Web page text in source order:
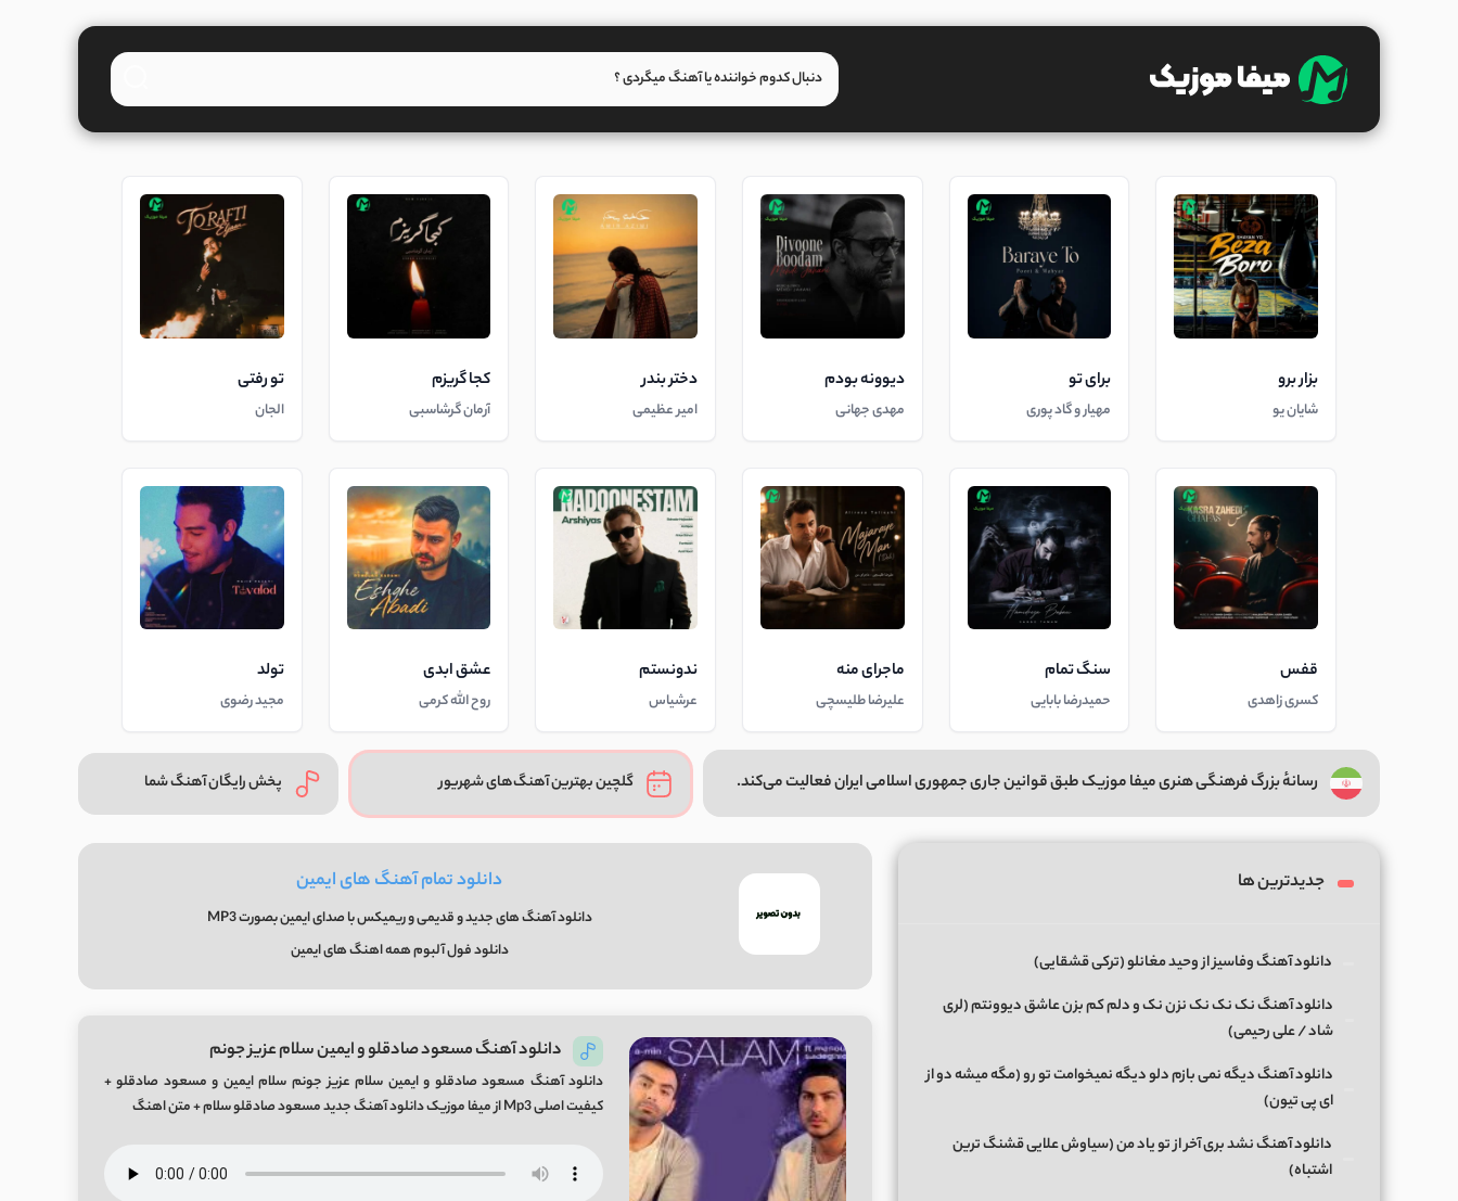
بزار برو
شایان یو
برای تو
مهیار و گاد پوری
دیوونه بودم
مهدی جهانی
دختر بندر
امیر عظیمی
کجا گریزم
آرمان گرشاسبی
تو رفتی
الجان
قفس
کسری زاهدی
سنگ تمام
حمیدرضا بابایی
ماجرای منه
علیرضا طلیسچی
ندونستم
عرشیاس
عشق ابدی
روح الله کرمی
تولد
مجید رضوی
رسانهٔ بزرگ فرهنگی هنری میفا موزیک طبق قوانین جاری جمهوری اسلامی ایران فعالیت می‌کند. گلچین بهترین آهنگ‌های شهریور پخش رایگان آهنگ شما
دانلود تمام آهنگ های ایمین
دانلود آهنگ های جدید و قدیمی و ریمیکس با صدای ایمین بصورت MP3
دانلود فول آلبوم همه اهنگ های ایمین
دانلود آهنگ مسعود صادقلو و ایمین سلام عزیز جونم
دانلود آهنگ مسعود صادقلو و ایمین سلام عزیز جونم سلام ایمین و مسعود صادقلو +
کیفیت اصلی Mp3 از میفا موزیک دانلود آهنگ جدید مسعود صادقلو سلام + متن اهنگ
جدیدترین ها
دانلود آهنگ وفاسیز از وحید مغانلو (ترکی قشقایی)
دانلود آهنگ نک نک نک نزن نک و دلم کم بزن عاشق دیوونتم (لری
شاد / علی رحیمی)
دانلود آهنگ دیگه نمی بازم دلو دیگه نمیخوامت تو رو (مگه میشه دو از
ای پی تیون)
دانلود آهنگ نشد بری آخر از تو یاد من (سیاوش علایی قشنگ ترین
اشتباه)